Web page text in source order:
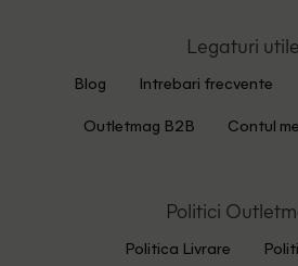
Legaturi utile
Blog Intrebari frecvente
Outletmag B2B Contul
Politici
Politica Livrare